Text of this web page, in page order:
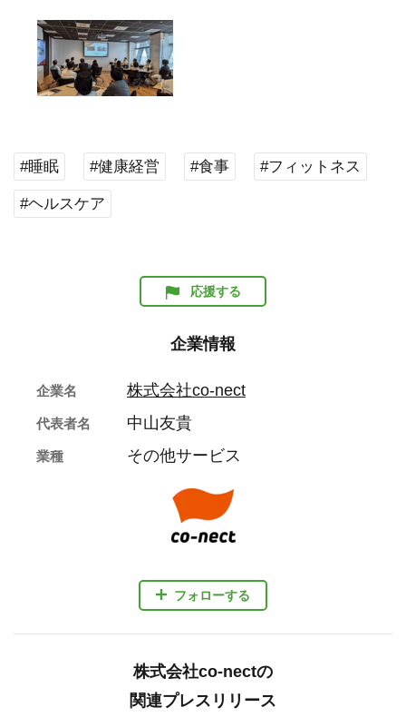
#睡眠 #健康経営 #食事 #フィットネス
#ヘルスケア
応援する
企業情報
フォローする
企業名 株式会社co-nect
代表者名 中山友貴
業種 その他サービス
株式会社co-nectの
関連プレスリリース